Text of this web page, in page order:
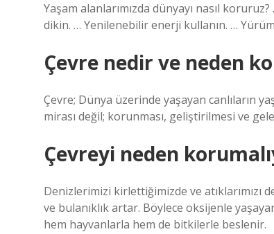
Yaşam alanlarımızda dünyayı nasıl
dikin. … Yenilenebilir enerji kullanın. …
Çevre nedir ve neden
Çevre; Dünya üzerinde yaşayan canlıların
mirası değil; korunması, geliştirilmesi ve
Çevreyi neden
Denizlerimizi kirlettiğimizde ve atıklarımızı
ve bulanıklık artar. Böylece oksijenle
hem hayvanlarla hem de bitkilerle beslenir.